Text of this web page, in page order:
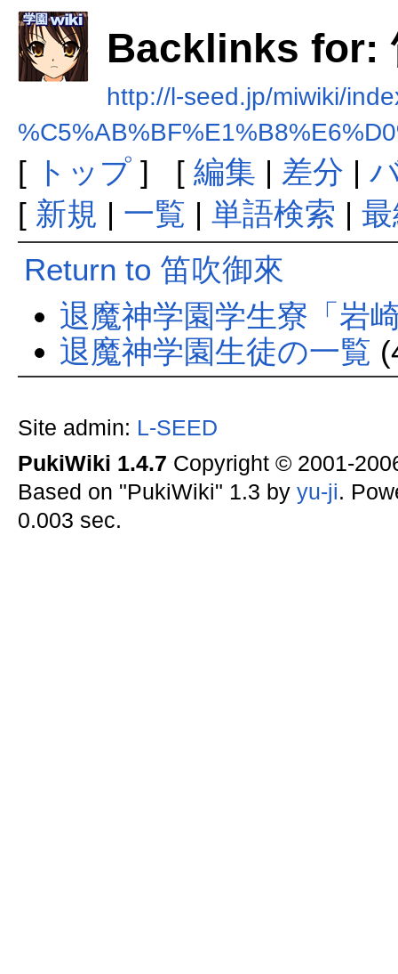
Backlinks for:
http://l-seed.jp/miwiki/
[ トップ] [ 編集 | 差分 |
[ 新規 | 一覧 | 単語検索 |
Return to 笛吹御來
退魔神学園学生寮「岩
退魔神学園生徒の一覧
Site admin: L-SEED
PukiWiki 1.4.7 Copyright © 2001-
Based on "PukiWiki" 1.3 by yu-ji.
0.003 sec.